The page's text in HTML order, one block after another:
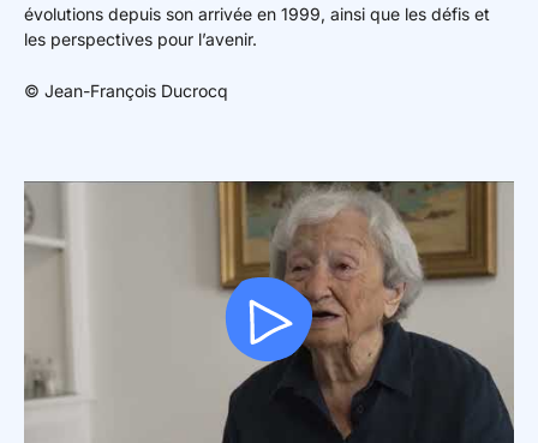
évolutions depuis son arrivée en 1999, ainsi que les défis et
les perspectives pour l’avenir.
© Jean-François Ducrocq